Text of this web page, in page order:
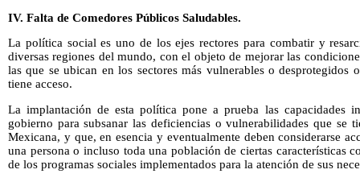
IV. Falta de Comedores Públicos Saludables.
La política social es uno de los ejes rectores para combatir y
diversas regiones del mundo, con el objeto de mejorar las
las que se ubican en los sectores más vulnerables o desprotegidos
tiene acceso.
La implantación de esta política pone a prueba las capacidades
gobierno para subsanar las deficiencias o vulnerabilidades que se
Mexicana, y que, en esencia y eventualmente deben considerarse
una persona o incluso toda una población de ciertas características
de los programas sociales implementados para la atención de sus